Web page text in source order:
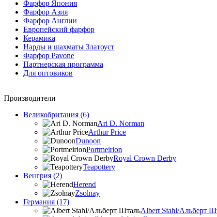
Фарфор Япония
Фарфор Азия
Фарфор Англии
Европейский фарфор
Керамика
Нарды и шахматы Златоуст
Фарфор Pavone
Партнерская программа
Для оптовиков
Производители
Великобритания (6)
Ari D. Norman
Arthur Price
Dunoon
Portmeirion
Royal Crown Derby
Teapottery
Венгрия (2)
Herend
Zsolnay
Германия (17)
Albert Stahl/Альбеpт